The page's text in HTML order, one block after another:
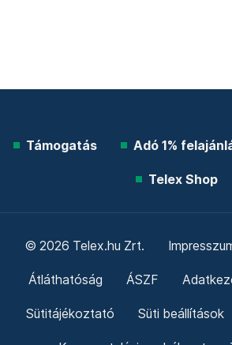
Támogatás Adó 1%
Telex Shop
© 2026 Telex.hu Zrt.
Átláthatóság ÁSZF
Sütitájékoztató Süti beállítások